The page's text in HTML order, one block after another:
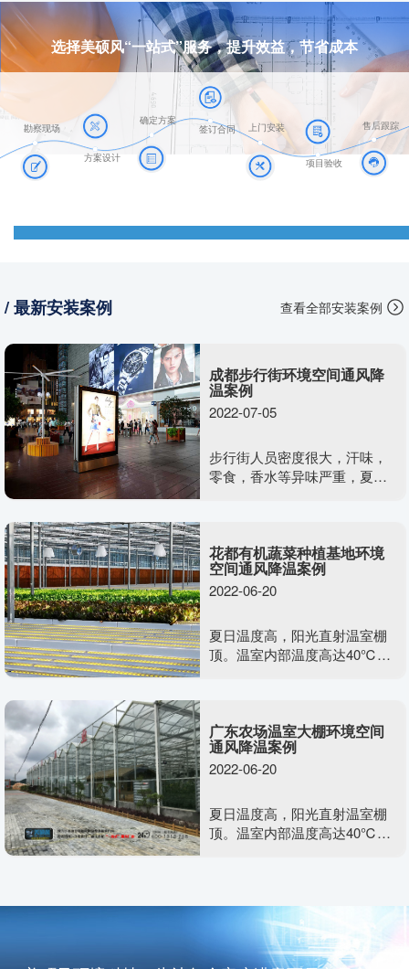
选择美硕风“一站式”服务，提升效益，节省成本
勘察现场
方案设计
确定方案
签订合同
上门安装
项目验收
售后跟踪
/ 最新安装案例 查看全部安装案例
成都步行街环境空间通风降
温案例
2022-07-05
步行街人员密度很大，汗味，
零食，香水等异味严重，夏日
露天情况下无法安装一般的通
风降温设备。需要什么样的通
风降温方案效果又好，又不影
花都有机蔬菜种植基地环境
空间通风降温案例
2022-06-20
夏日温度高，阳光直射温室棚
顶。温室内部温度高达40℃，
解决温室大棚类的闷热难题
广东农场温室大棚环境空间
通风降温案例
2022-06-20
夏日温度高，阳光直射温室棚
顶。温室内部温度高达40℃，
解决温室大棚类的闷热难题